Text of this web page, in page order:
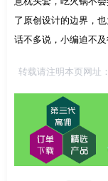
了原创设计的边界，
话不多说，小编迫不
转载请注明本页网址：